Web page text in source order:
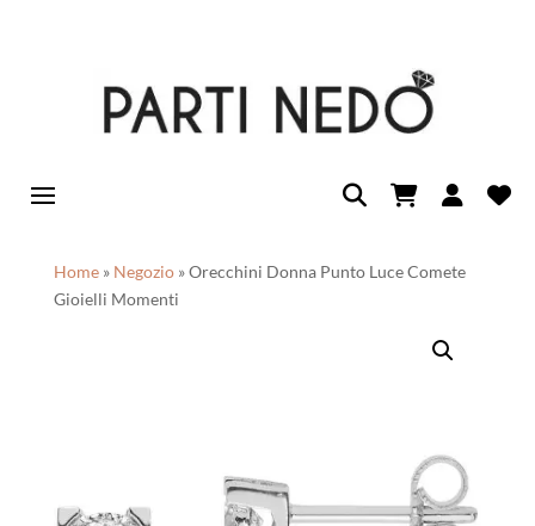
Home» Negozio»Orecchini Donna Punto Luce Comete
Gioielli Momenti